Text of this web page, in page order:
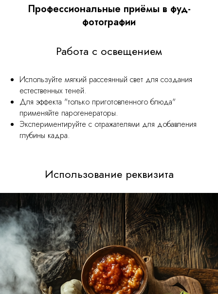
Профессиональные приёмы в фуд-
фотографии
Работа с освещением
Используйте мягкий рассеянный свет для создания
естественных теней.
Для эффекта "только приготовленного блюда"
применяйте парогенераторы.
Экспериментируйте с отражателями для добавления
глубины кадра.
Использование реквизита